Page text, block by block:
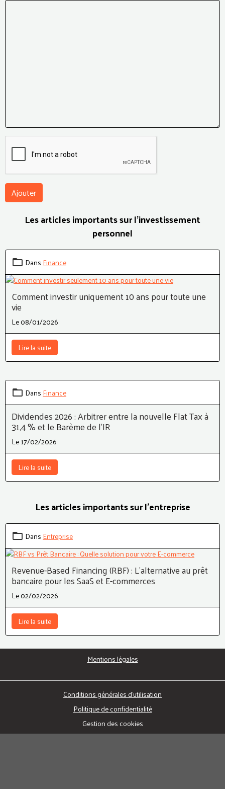
Ajouter
Les articles importants sur l'investissement
personnel
DansFinance
Comment investir uniquement 10 ans pour toute une
vie
Le 08/01/2026
Lire la suite
DansFinance
Dividendes 2026 : Arbitrer entre la nouvelle Flat Tax à
31,4 % et le Barème de l’IR
Le 17/02/2026
Lire la suite
Les articles importants sur l'entreprise
DansEntreprise
Revenue-Based Financing (RBF) : L'alternative au prêt
bancaire pour les SaaS et E-commerces
Le 02/02/2026
Lire la suite
Mentions légales
Conditions générales d'utilisation
Politique de confidentialité
Gestion des cookies